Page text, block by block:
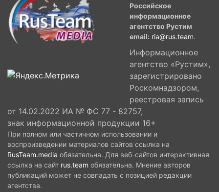
Российское
информационное
агентство Рустим
email: ria@rus.team.
Информационное
агентство «Рустим»,
зарегистрировано
Роскомнадзором,
реестровая запись
от 14.02.2022 ИА № ФС 77 - 82757,
знак информационной продукции 16+
При полном или частичном использовании и
воспроизведении материалов сайтов ссылка на
RusTeam.media обязательна. Для веб-сайтов интерактивная
ссылка на сайт rus.team обязательна. Мнение авторов
публикаций может не совпадать с позицией редакции
агентства.